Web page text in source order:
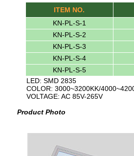
ITEM NO.
KN-PL-S-1
KN-PL-S-2
KN-PL-S-3
KN-PL-S-4
KN-PL-S-5
LED: SMD 2835
COLOR: 3000~3200KK/
VOLTAGE: AC 85V-265V
Product Photo